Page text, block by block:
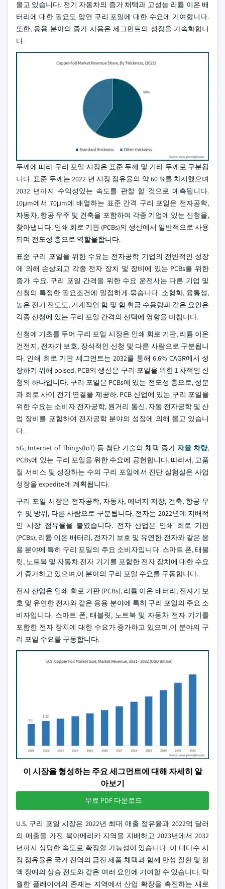
몰고 있습니다. 전기 자동차의 증가 채택과 고성능 리튬 이온 배
터리에 대한 필요도 압연 구리 포일에 대한 수요에 기여합니다.
또한, 응용 분야의 증가 사용은 세그먼트의 성장을 가속화합니
다.
두께에 따라 구리 포일 시장은 표준 두께 및 기타 두께로 구분됩
니다. 표준 두께는 2022 년 시장 점유율의 약 60 %를 차지했으며
2032 년까지 수익성있는 속도를 관찰 할 것으로 예측됩니다.
10μm에서 70μm에 배열하는 표준 간격 구리 포일은 전자공학,
자동차, 항공 우주 및 건축을 포함하여 각종 기업에 있는 신청을,
찾아냅니다. 인쇄 회로 기판 (PCBs)의 생산에서 일반적으로 사용
되며 전도성 층으로 역할을합니다.
표준 구리 포일을 위한 수요는 전자공학 기업의 전반적인 성장
에 의해 손상되고 각종 전자 장치 및 장비에 있는 PCBs를 위한
증가 수요. 구리 포일 간격을 위한 수요 운전사는 다른 기업 및
신청의 특정한 필요조건에 밀접하게 묶습니다. 소형화, 융통성,
높은 전기 전도도, 기계적인 힘 및 힘 취급 수용량과 같은 요인은
각종 신청에 있는 구리 포일 간격의 선택에 영향을 미칩니다.
신청에 기초를 두어 구리 포일 시장은 인쇄 회로 기판, 리튬 이온
건전지, 전자기 보호, 장식적인 신청 및 다른 사람으로 구분됩니
다. 인쇄 회로 기판 세그먼트는 2032를 통해 6.6% CAGR에서 성
장하기 위해 poised. PCB의 생산은 구리 포일을 위한 1 차적인 신
청의 하나입니다. 구리 포일은 PCBs에 있는 전도성 층으로, 성분
과 회로 사이 전기 연결을 제공하. PCB 산업에 있는 구리 포일을
위한 수요는 소비자 전자공학, 원거리 통신, 자동 전자공학 및 산
업 장비를 포함하여 전자공학 분야의 성장에 의해 몰고 있습니
다.
5G, Internet of Things(IoT) 등 첨단 기술의 채택 증가 자율 차량,
PCBs에 있는 구리 포일을 위한 수요에 공헌합니다. 따라서, 고품
질 서비스 및 성장하는 수의 구리 포일에서 진단 실험실은 사업
성장을 expedite에 계획됩니다.
구리 포일 시장은 전자공학, 자동차, 에너지 저장, 건축, 항공 우
주 및 방위, 다른 사람으로 구분됩니다. 전자는 2022년에 지배적
인 시장 점유율을 붙였습니다. 전자 산업은 인쇄 회로 기판
(PCBs), 리튬 이온 배터리, 전자기 보호 및 유연한 전자와 같은 응
용 분야에 특히 구리 포일의 주요 소비자입니다. 스마트 폰, 태블
릿, 노트북 및 자동차 전자 기기를 포함한 전자 장치에 대한 수요
가 증가하고 있으며,이 분야의 구리 포일 수요를 구동합니다.
전자 산업은 인쇄 회로 기판 (PCBs), 리튬 이온 배터리, 전자기 보
호 및 유연한 전자와 같은 응용 분야에 특히 구리 포일의 주요 소
비자입니다. 스마트 폰, 태블릿, 노트북 및 자동차 전자 기기를
포함한 전자 장치에 대한 수요가 증가하고 있으며,이 분야의 구
리 포일 수요를 구동합니다.
이 시장을 형성하는 주요 세그먼트에 대해 자세히 알
아보기
무료 PDF 다운로드
U.S. 구리 포일 시장은 2022년 최대 매출 점유율과 2022억 달러
의 매출을 가진 북아메리카 지역을 지배하고 2023년에서 2032
년까지 상당한 속도로 확장할 가능성이 있습니다. 이 대다수 시
장 점유율은 국가 전역의 급진 제품 채택과 함께 만성 질환 및 혈
액 장애의 상승 전도와 같은 여러 요인에 기여할 수 있습니다. 탁
월한 플레이어의 존재는 지역에서 산업 확장을 촉진하는 새로